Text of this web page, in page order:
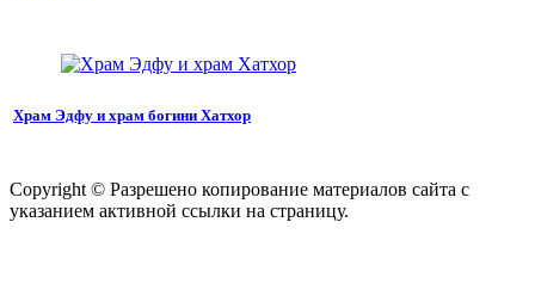
Храм Эдфу и храм богини Хатхор
Copyright © Разрешено копирование материалов сайта с
указанием активной ссылки на страницу.